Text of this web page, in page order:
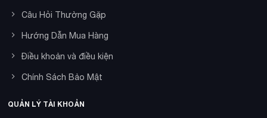
Câu Hỏi Thường Gặp
Hướng Dẫn Mua Hàng
Điều khoản và điều kiện
Chính Sách Bảo Mật
QUẢN LÝ TÀI KHOẢN